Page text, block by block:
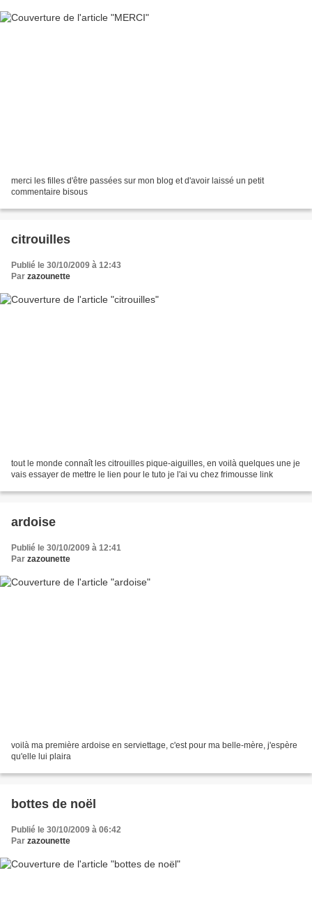
merci les filles d'être passées sur mon blog et d'avoir laissé un petit
commentaire bisous
citrouilles
Publié le 30/10/2009 à 12:43
Par zazounette
tout le monde connaît les citrouilles pique-aiguilles, en voilà quelques une je
vais essayer de mettre le lien pour le tuto je l'ai vu chez frimousse link
ardoise
Publié le 30/10/2009 à 12:41
Par zazounette
voilà ma première ardoise en serviettage, c'est pour ma belle-mère, j'espère
qu'elle lui plaira
bottes de noël
Publié le 30/10/2009 à 06:42
Par zazounette